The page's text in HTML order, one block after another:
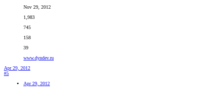
Nov 29, 2012
1,983
745
158
39
www.dyndev.ru
Apr 29, 2012
#5
Apr 29, 2012